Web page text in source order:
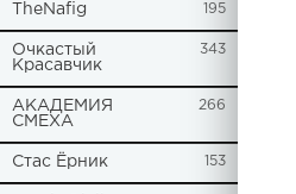
TheNafig 195
Очкастый
Красавчик
343
АКАДЕМИЯ
СМЕХА
266
Стас Ёрник 153